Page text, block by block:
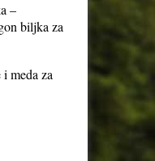
–
biljka za
meda za